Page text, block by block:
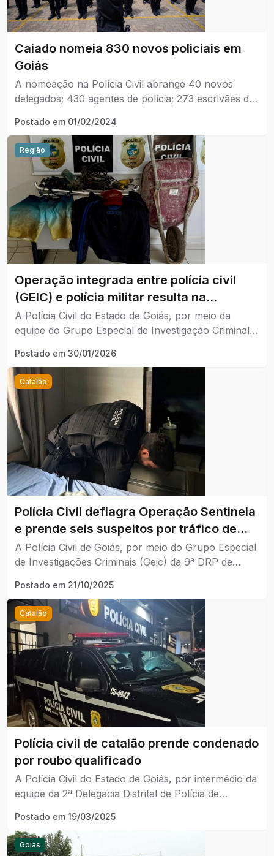
Caiado nomeia 830 novos policiais em
Goiás
A nomeação na Polícia Civil abrange 40 novos
delegados; 430 agentes de polícia; 273 escrivães de
chegada dos novos agentes fortalecerá a
capacidade investigava e administrativa da Polícia
Civil.
Postado em 01/02/2024
Região
Operação integrada entre polícia civil
(GEIC) e polícia militar resulta na
identificação de suspeito de furtos na
região e desvenda rede de receptação
de materiais subtraídos de construções.
A Polícia Civil do Estado de Goiás, por meio da
equipe do Grupo Especial de Investigação Criminal -
CRPM, deflagrou Operação de combate a crimes
patrimoniais na cidade de Catalão/GO.
Postado em 30/01/2026
Catalão
Polícia Civil deflagra Operação Sentinela
e prende seis suspeitos por tráfico de
drogas em Catalão e Goiandira
A Polícia Civil de Goiás, por meio do Grupo Especial
de Investigações Criminais (Geic) da 9ª DRP de
nesta terça-feira (21/10/2025) a Operação Integrada
Sentinela.
Postado em 21/10/2025
Catalão
Polícia civil de catalão prende condenado
por roubo qualificado
A Polícia Civil do Estado de Goiás, por intermédio da
equipe da 2ª Delegacia Distrital de Polícia de
Postado em 19/03/2025
Goias